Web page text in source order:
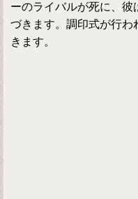
ーのライバルが死に、
づきます。調印式が行わ
きます。